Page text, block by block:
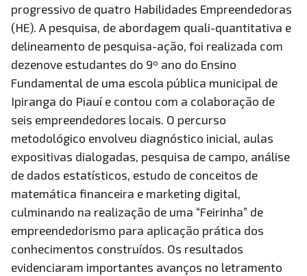
progressivo de quatro Habilidades Empreendedoras
(HE). A pesquisa, de abordagem quali-quantitativa e
delineamento de pesquisa-ação, foi realizada com
dezenove estudantes do 9º ano do Ensino
Fundamental de uma escola pública municipal de
Ipiranga do Piauí e contou com a colaboração de
seis empreendedores locais. O percurso
metodológico envolveu diagnóstico inicial, aulas
expositivas dialogadas, pesquisa de campo, análise
de dados estatísticos, estudo de conceitos de
matemática financeira e marketing digital,
culminando na realização de uma “Feirinha” de
empreendedorismo para aplicação prática dos
conhecimentos construídos. Os resultados
evidenciaram importantes avanços no letramento